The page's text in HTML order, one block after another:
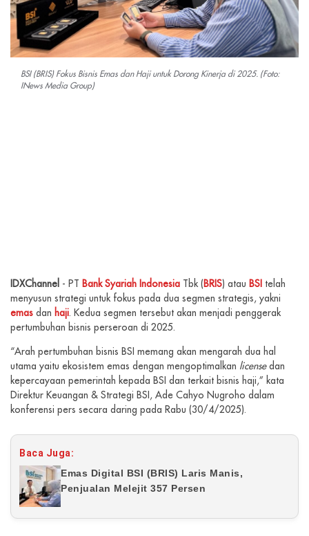
BSI (BRIS) Fokus Bisnis Emas dan Haji untuk Dorong Kinerja di 2025. (Foto:
INews Media Group)
IDXChannel - PT Bank Syariah Indonesia Tbk (BRIS) atau BSI telah
menyusun strategi untuk fokus pada dua segmen strategis, yakni
emas dan haji. Kedua segmen tersebut akan menjadi penggerak
pertumbuhan bisnis perseroan di 2025.
“Arah pertumbuhan bisnis BSI memang akan mengarah dua hal
utama yaitu ekosistem emas dengan mengoptimalkan licensedan
kepercayaan pemerintah kepada BSI dan terkait bisnis haji,” kata
Direktur Keuangan & Strategi BSI, Ade Cahyo Nugroho dalam
konferensi pers secara daring pada Rabu (30/4/2025).
Baca Juga:
Emas Digital BSI (BRIS) Laris Manis,
Penjualan Melejit 357 Persen